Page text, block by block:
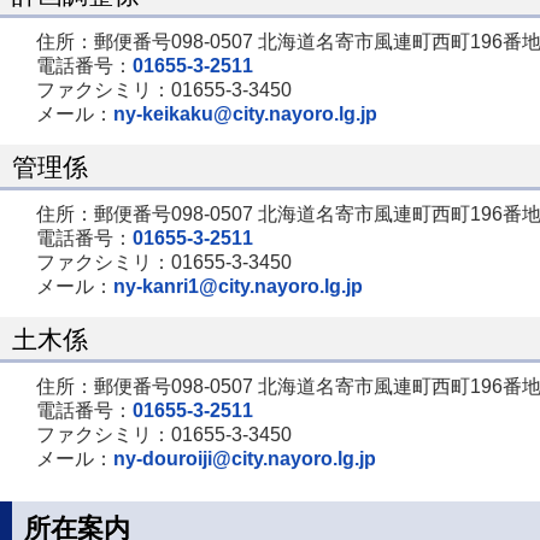
住所：郵便番号098-0507 北海道名寄市風連町西町196番
電話番号： 01655-3-2511
ファクシミリ：01655-3-3450
メール： ny-keikaku@city.nayoro.lg.jp
管理係
住所：郵便番号098-0507 北海道名寄市風連町西町196番
電話番号： 01655-3-2511
ファクシミリ：01655-3-3450
メール： ny-kanri1@city.nayoro.lg.jp
土木係
住所：郵便番号098-0507 北海道名寄市風連町西町196番
電話番号： 01655-3-2511
ファクシミリ：01655-3-3450
メール： ny-douroiji@city.nayoro.lg.jp
所在案内